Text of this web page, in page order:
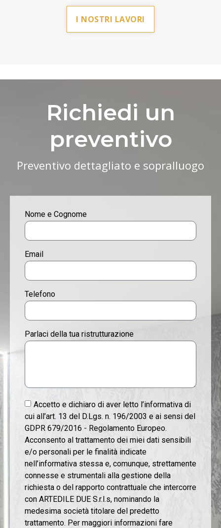
I NOSTRI LAVORI
Richiedi un
preventivo
Preventivo dettagliato e sopralluogo
Nome e Cognome
Email
Telefono
Parlaci della tua ristrutturazione
Accetto e dichiaro di aver letto l’informativa di
cui all’art. 13 del D.Lgs. n. 196/2003 e ai sensi del
GDPR 679/2016 - Regolamento Europeo.
Acconsento al trattamento dei miei dati sensibili
e/o personali per le finalità indicate
nell’informativa stessa e, comunque, strettamente
connesse e strumentali alla gestione della
richiesta o del rapporto contrattuale che intercorre
con ARTEDILE DUE S.r.l.s, nominando la
medesima società titolare del predetto
trattamento. Per maggiori informazioni fare